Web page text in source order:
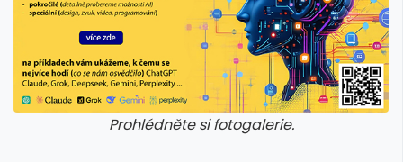
Prohlédněte si fotogalerie.